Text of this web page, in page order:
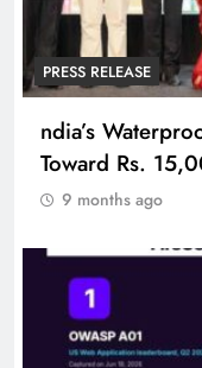
PRESS RELEASE
ndia’s
Toward Rs.
9 months ago